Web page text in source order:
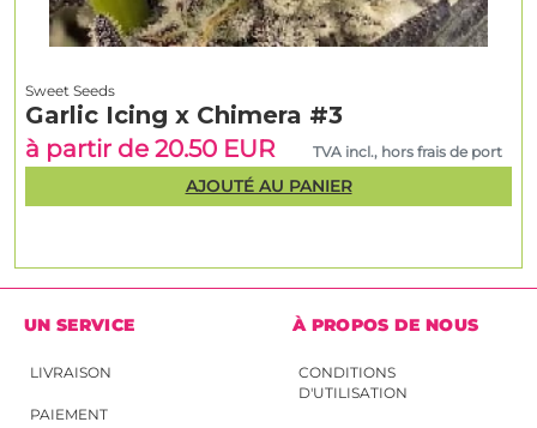
Sweet Seeds
Garlic Icing x Chimera #3
à partir de 20.50 EUR
TVA incl., hors frais de port
AJOUTÉ AU PANIER
UN SERVICE
LIVRAISON
PAIEMENT
À PROPOS DE NOUS
CONDITIONS
D'UTILISATION